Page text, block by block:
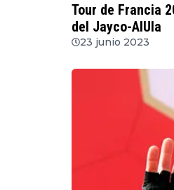
Tour de Francia
del Jayco-AlUla
23 junio 2023